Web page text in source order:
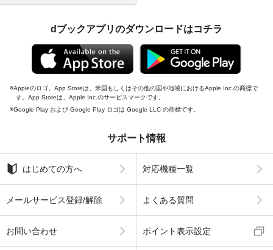
dブックアプリのダウンロードはコチラ
Appleのロゴ、App Storeは、米国もしくはその他の国や地域におけるApple Inc.の商標で
す。App Storeは、Apple Inc.のサービスマークです。
Google Play および Google Play ロゴは Google LLC の商標です。
サポート情報
はじめての方へ 対応機種一覧
メールサービス登録/解除 よくある質問
お問い合わせ ポイント表示設定